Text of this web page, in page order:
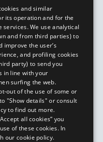
and similar
its operation and for the
services. We use analytical
and from third parties) to
improve the user’s
and profiling cookies
party) to send you
in line with your
surfing the web.
out of the use of some or
"Show details" or consult
to find out more.
all cookies” you
of these cookies. In
our cookie policy.